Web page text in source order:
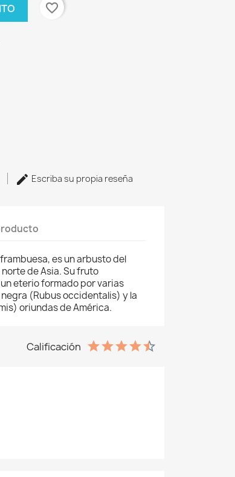
favorite_border
Escriba su propia reseña
es un arbusto del
de Asia. Su fruto
eterio formado por varias
(Rubus occidentalis) y la
oriundas de América.
Calificación